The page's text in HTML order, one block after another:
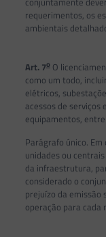
requerimentos, os
ambientais
Art. 7oO
como um todo,
elétricos,
acessos de serviços
equipamentos,
Parágrafo único.
unidades ou
da infraestrutura,
considerado o
prejuízo da emissão
operação para cada